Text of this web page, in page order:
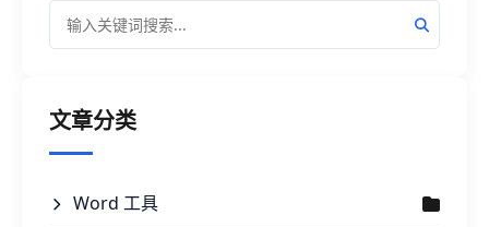
文章分类
Word 工具